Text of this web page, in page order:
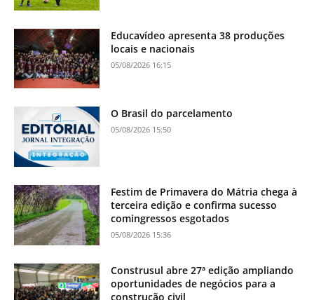
Educavídeo apresenta 38 produções
locais e nacionais
05/08/2026 16:15
O Brasil do parcelamento
05/08/2026 15:50
Festim de Primavera do Mátria chega à
terceira edição e confirma sucesso
comingressos esgotados
05/08/2026 15:36
Construsul abre 27ª edição ampliando
oportunidades de negócios para a
construção civil